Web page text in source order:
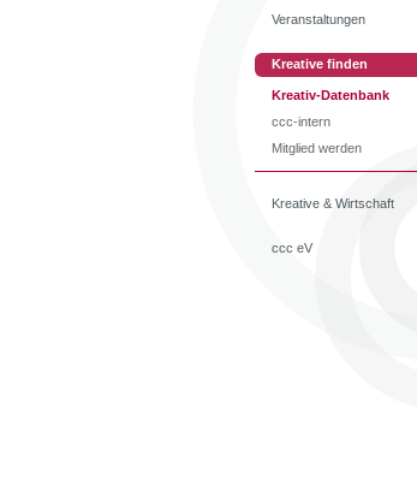
Veranstaltungen
Kreative finden
Kreativ-Datenbank
ccc-intern
Mitglied werden
Kreative & Wirtschaft
ccc eV